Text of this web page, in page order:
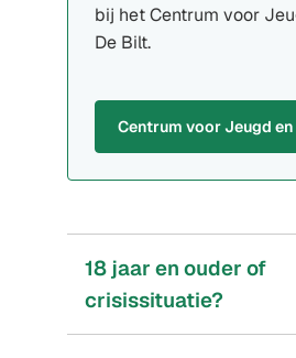
bij het Centrum voor
De Bilt.
Centrum voor Jeugd en
(Verwijst
een
website)
18 jaar en ouder of
crisissituatie?